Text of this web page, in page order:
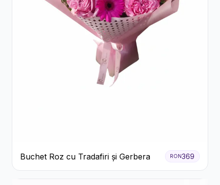
Buchet Roz cu Tradafiri și Gerbera RON369